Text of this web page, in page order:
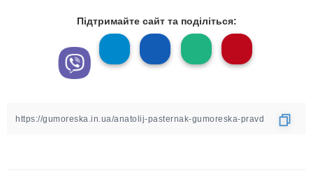
Підтримайте сайт та поділіться: